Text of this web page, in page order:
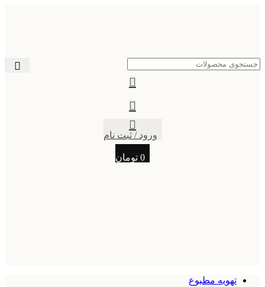
ورود / ثبت نام
0 تومان
تهویه مطبوع